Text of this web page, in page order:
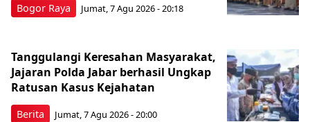
Bogor Raya Jumat, 7 Agu 2026 - 20:18
Berita
Tanggulangi Keresahan Masyarakat,
Jajaran Polda Jabar berhasil Ungkap
Ratusan Kasus Kejahatan
Jumat, 7 Agu 2026 - 20:00